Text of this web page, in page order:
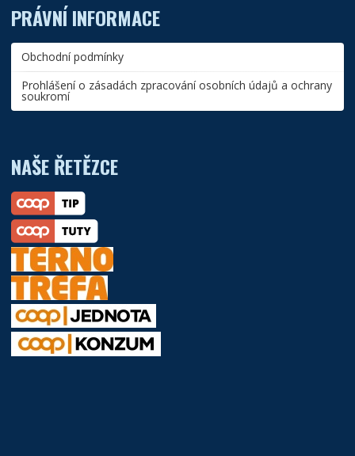
PRÁVNÍ INFORMACE
Obchodní podmínky
Prohlášení o zásadách zpracování osobních údajů a ochrany
soukromí
NAŠE ŘETĚZCE